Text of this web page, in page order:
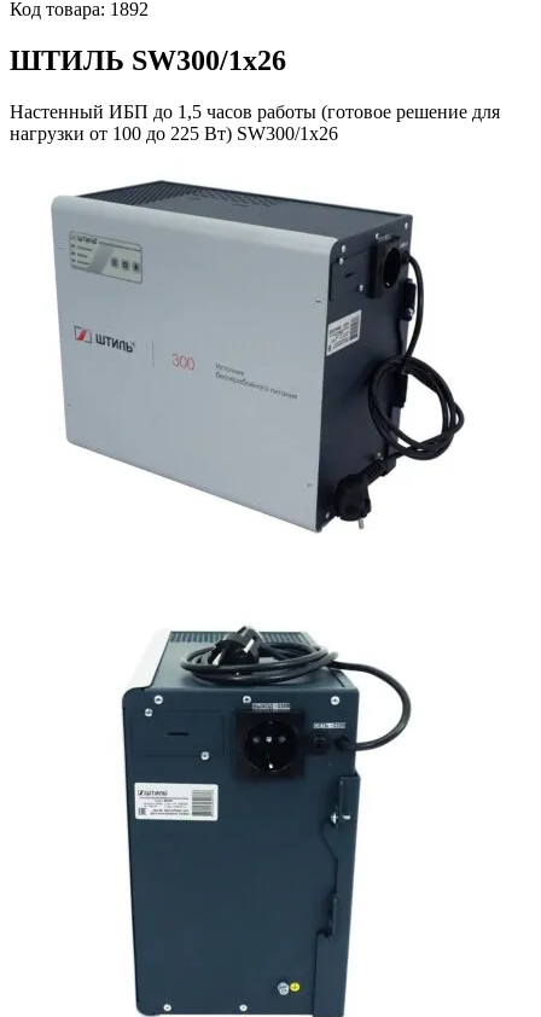
Код товара: 1892
ШТИЛЬ SW300/1х26
Настенный ИБП до 1,5 часов работы (готовое решение для
нагрузки от 100 до 225 Вт) SW300/1х26